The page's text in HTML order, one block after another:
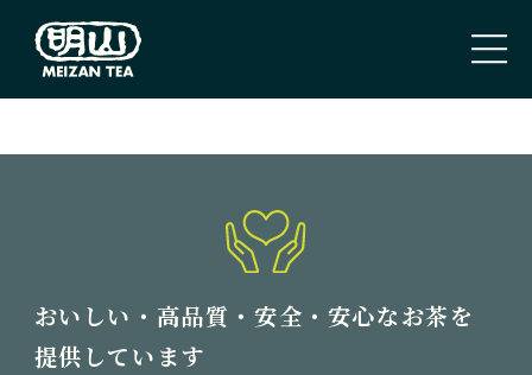
ABOUT US
おいしい・高品質・安全・安心なお茶を
提供しています